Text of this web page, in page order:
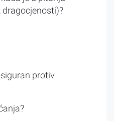
protiv